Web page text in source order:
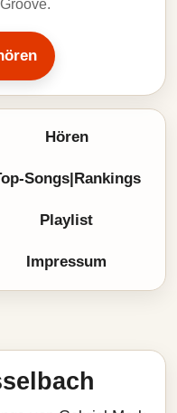
Hören
Songs|Rankings
Playlist
Impressum